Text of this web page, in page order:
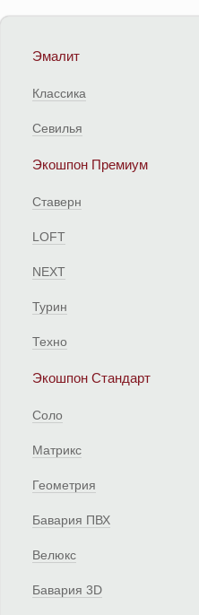
Эмалит
Классика
Севилья
Экошпон Премиум
Ставерн
LOFT
NEXT
Турин
Техно
Экошпон Стандарт
Соло
Матрикс
Геометрия
Бавария ПВХ
Велюкс
Бавария 3D